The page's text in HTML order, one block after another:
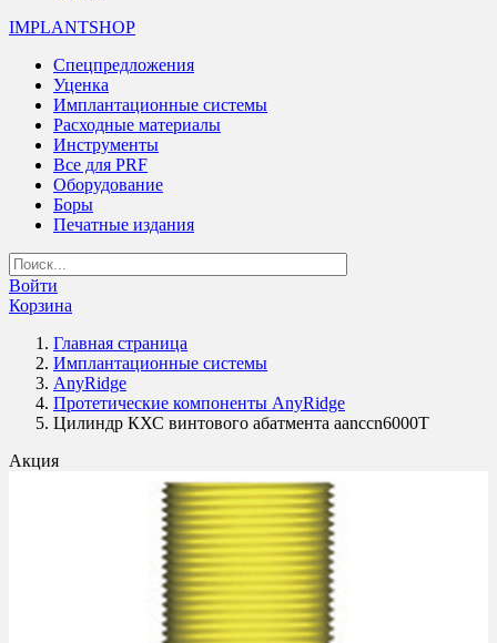
IMPLANTSHOP
Спецпредложения
Уценка
Имплантационные системы
Расходные материалы
Инструменты
Все для PRF
Оборудование
Боры
Печатные издания
Войти
Корзина
Главная страница
Имплантационные системы
AnyRidge
Протетические компоненты AnyRidge
Цилиндр КХС винтового абатмента aanccn6000T
Акция